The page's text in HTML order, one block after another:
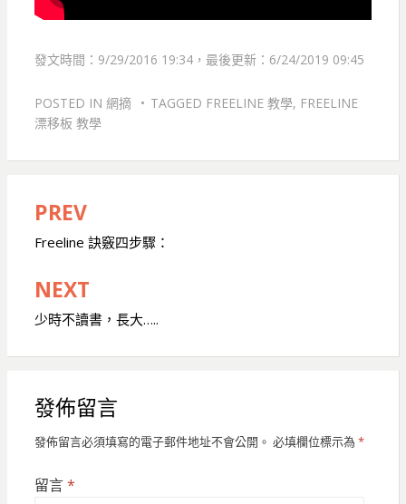
發文時間：9/29/2016 19:34，最後更新：6/24/2019 09:45
POSTED IN 網摘 TAGGED FREELINE 教學, FREELINE
漂移板 教學
文
章
導
覽
PREV
Freeline 訣竅四步驟：
NEXT
少時不讀書，長大…..
發佈留言
發佈留言必須填寫的電子郵件地址不會公開。 必填欄位標示為 *
留言*